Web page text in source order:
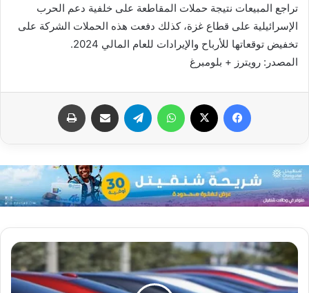
تراجع المبيعات نتيجة حملات المقاطعة على خلفية دعم الحرب
الإسرائيلية على قطاع غزة، كذلك دفعت هذه الحملات الشركة على
تخفيض توقعاتها للأرباح والإيرادات للعام المالي 2024.
المصدر: رويترز + بلومبرغ
فيسبوك واتساب تيلقرام مشاركة عبر البريد